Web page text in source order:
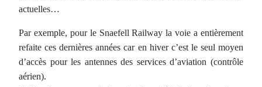
actuelles…
Par exemple, pour le Snaefell Railway la voie a entièrement
refaite ces dernières années car en hiver c’est le seul moyen
d’accès pour les antennes des services d’aviation (contrôle
aérien).